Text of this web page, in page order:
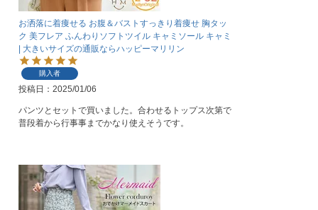
お洒落に着痩せる お腹＆バストすっきり着痩せ 胸タッ
ク 美フレア ふんわりソフトツイル キャミソール キャミ
| 大きいサイズの通販ならハッピーマリリン
購入者
投稿日 2025/01/06
パンツとセットで買いました。合わせるトップス次第で
普段着から行事事までかなり使えそうです。